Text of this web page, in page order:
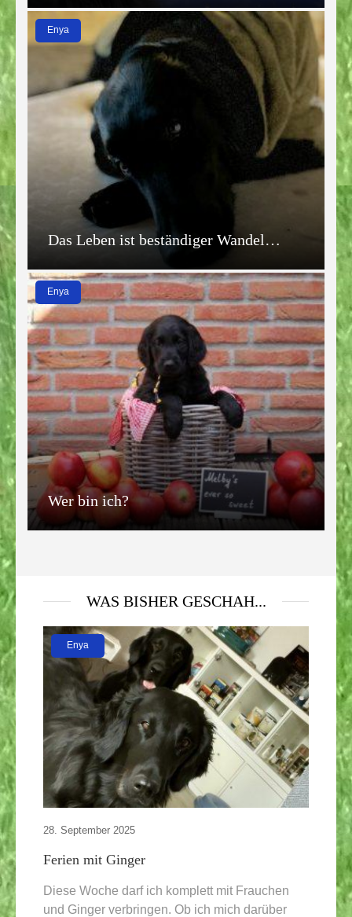
Enya
Das Leben ist beständiger Wandel…
Enya
Wer bin ich?
WAS BISHER GESCHAH...
Enya
28. September 2025
Ferien mit Ginger
Diese Woche darf ich komplett mit Frauchen
und Ginger verbringen. Ob ich mich darüber